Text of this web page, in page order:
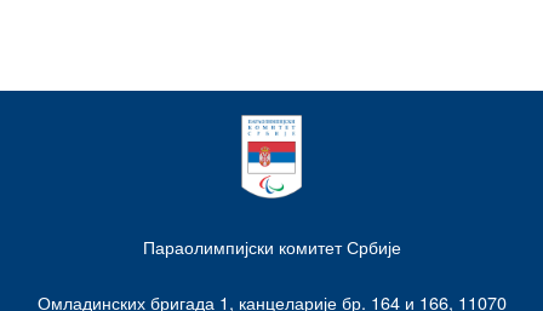
Параолимпијски комитет Србије
Омладинских бригада 1, канцеларије бр. 164 и 166, 11070